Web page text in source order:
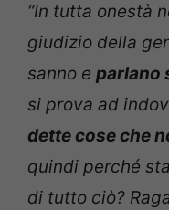
“In tutta onestà
giudizio della
sanno e parlano
si prova ad
dette cose che
quindi perché
di tutto ciò?